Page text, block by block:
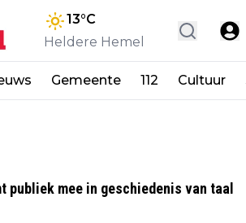
13°C
Heldere Hemel
Gemeente 112 Cultuur
publiek mee in geschiedenis van taal